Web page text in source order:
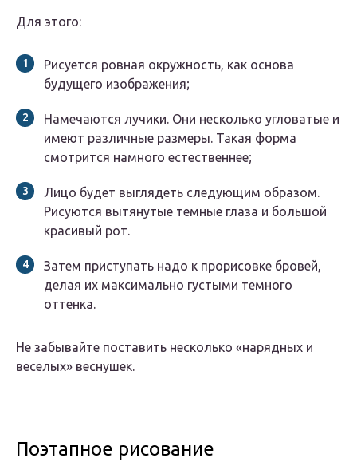
Для этого:
Рисуется ровная окружность, как основа
будущего изображения;
Намечаются лучики. Они несколько угловатые и
имеют различные размеры. Такая форма
смотрится намного естественнее;
Лицо будет выглядеть следующим образом.
Рисуются вытянутые темные глаза и большой
красивый рот.
Затем приступать надо к прорисовке бровей,
делая их максимально густыми темного
оттенка.
Не забывайте поставить несколько «нарядных и
веселых» веснушек.
Поэтапное рисование